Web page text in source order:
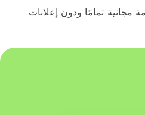
تمامًا ودون إعلانات